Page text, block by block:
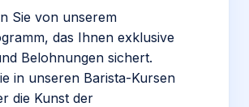
Sie von unserem
das Ihnen exklusive
Belohnungen sichert.
in unseren Barista-Kursen
die Kunst der